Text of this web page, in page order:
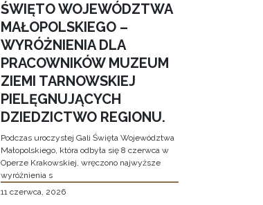
ŚWIĘTO WOJEWÓDZTWA
MAŁOPOLSKIEGO –
WYRÓŻNIENIA DLA
PRACOWNIKÓW MUZEUM
ZIEMI TARNOWSKIEJ
PIELĘGNUJĄCYCH
DZIEDZICTWO REGIONU.
Podczas uroczystej Gali Święta Województwa
Małopolskiego, która odbyła się 8 czerwca w
Operze Krakowskiej, wręczono najwyższe
wyróżnienia s
11 czerwca, 2026